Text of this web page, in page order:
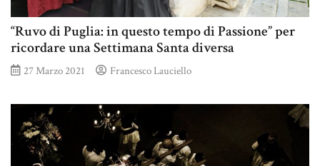
“Ruvo di Puglia: in questo tempo di Passione” per
ricordare una Settimana Santa diversa
27 Marzo 2021 Francesco Lauciello